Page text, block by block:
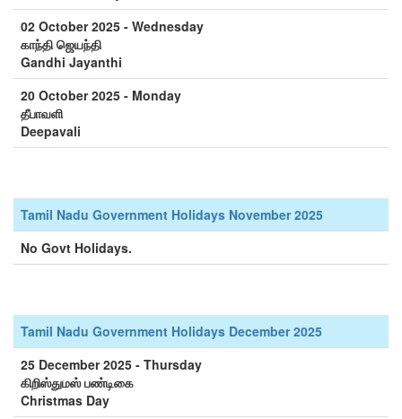
02 October 2025 - Wednesday
காந்தி ஜெயந்தி
Gandhi Jayanthi
20 October 2025 - Monday
தீபாவளி
Deepavali
Tamil Nadu Government Holidays November 2025
No Govt Holidays.
Tamil Nadu Government Holidays December 2025
25 December 2025 - Thursday
கிறிஸ்துமஸ் பண்டிகை
Christmas Day